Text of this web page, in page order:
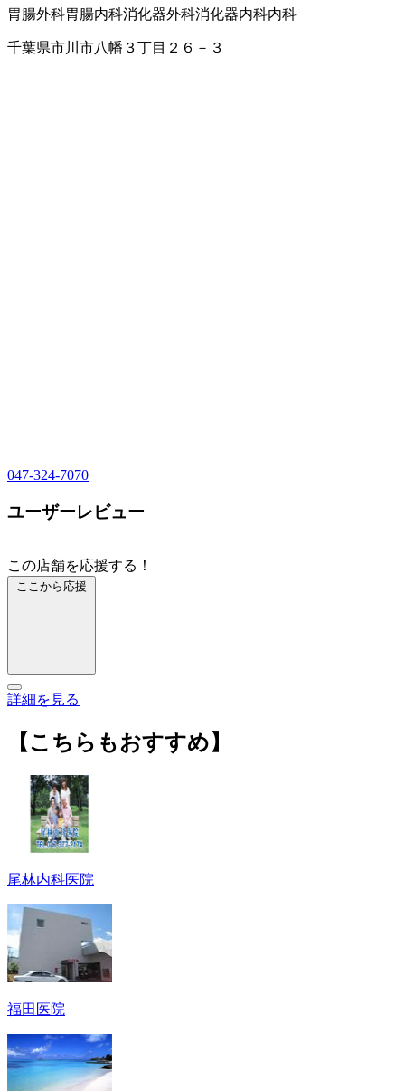
胃腸外科胃腸内科消化器外科消化器内科内科
千葉県市川市八幡３丁目２６－３
047-324-7070
ユーザーレビュー
この店舗を応援する！
ここから応援
詳細を見る
【こちらもおすすめ】
尾林内科医院
福田医院